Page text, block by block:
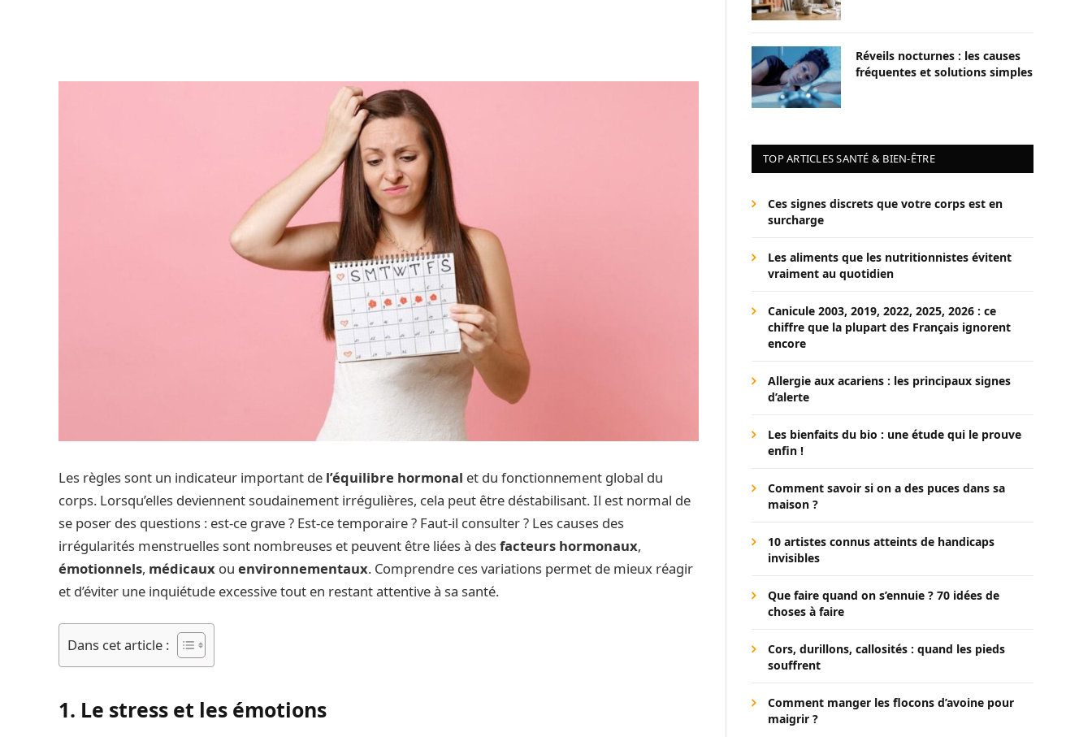
Les règles sont un indicateur important de l’équilibre hormonal et du fonctionnement global du
corps. Lorsqu’elles deviennent soudainement irrégulières, cela peut être déstabilisant. Il est normal de
se poser des questions : est-ce grave ? Est-ce temporaire ? Faut-il consulter ? Les causes des
irrégularités menstruelles sont nombreuses et peuvent être liées à desfacteurs hormonaux,
émotionnels, médicaux ou environnementaux. Comprendre ces variations permet de mieux réagir
et d’éviter une inquiétude excessive tout en restant attentive à sa santé.
Dans cet article :
1. Le stress et les émotions
Réveils nocturnes : les causes
fréquentes et solutions simples
TOP ARTICLES SANTÉ & BIEN-ÊTRE
Ces signes discrets que votre corps est en
surcharge
Les aliments que les nutritionnistes évitent
vraiment au quotidien
Canicule 2003, 2019, 2022, 2025, 2026 : ce
chiffre que la plupart des Français ignorent
encore
Allergie aux acariens : les principaux signes
d’alerte
Les bienfaits du bio : une étude qui le prouve
enfin !
Comment savoir si on a des puces dans sa
maison ?
10 artistes connus atteints de handicaps
invisibles
Que faire quand on s’ennuie ? 70 idées de
choses à faire
Cors, durillons, callosités : quand les pieds
souffrent
Comment manger les flocons d’avoine pour
maigrir ?